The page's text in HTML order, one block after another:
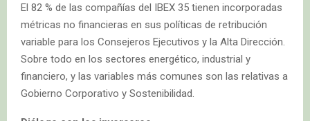
El 82 % de las compañías del IBEX 35 tienen incorporadas
métricas no financieras en sus políticas de retribución
variable para los Consejeros Ejecutivos y la Alta Dirección.
Sobre todo en los sectores energético, industrial y
financiero, y las variables más comunes son las relativas a
Gobierno Corporativo y Sostenibilidad.